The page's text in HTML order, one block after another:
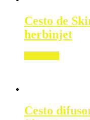
Cesto de
herbinjet
Cesto